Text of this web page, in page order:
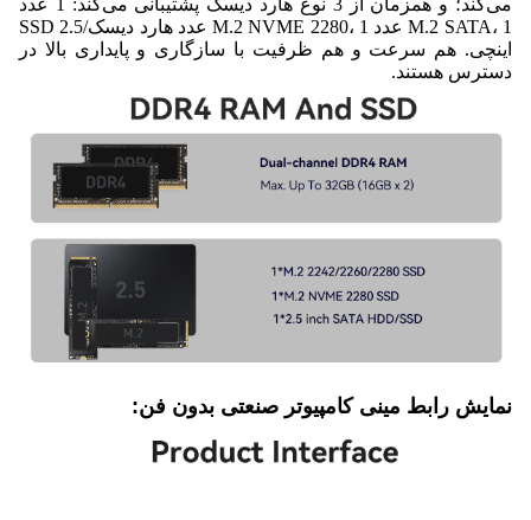
می‌کند؛ و همزمان از 3 نوع هارد دیسک پشتیبانی می‌کند: 1 عدد
M.2 SATA، 1 عدد M.2 NVME 2280، 1 عدد هارد دیسک/SSD 2.5
اینچی. هم سرعت و هم ظرفیت با سازگاری و پایداری بالا در
دسترس هستند.
نمایش رابط مینی کامپیوتر صنعتی بدون فن: